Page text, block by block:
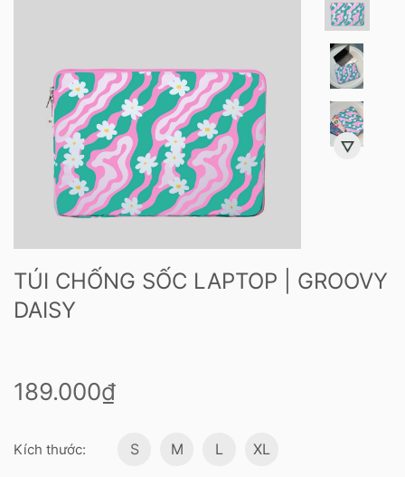
TÚI CHỐNG SỐC LAPTOP | GROOVY
DAISY
189.000₫
Kích thước: S M L XL